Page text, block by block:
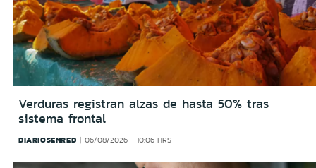
Verduras registran alzas de hasta 50% tras
sistema frontal
DIARIOSENRED 06/08/2026 - 10:06 HRS